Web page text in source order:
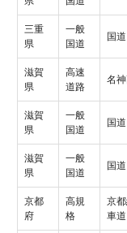
三重
県
一般
国道
国
滋賀
県
高速
道路
名
滋賀
県
一般
国道
国
滋賀
県
一般
国道
国
京都
府
高規
格
京
車道